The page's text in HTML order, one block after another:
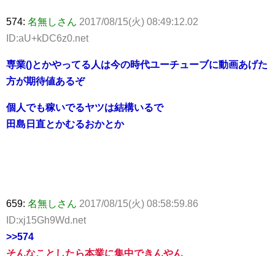
574: 名無しさん 2017/08/15(火) 08:49:12.02
ID:aU+kDC6z0.net
専業()とかやってる人は今の時代ユーチューブに動画あげた
方が期待値あるぞ
個人でも稼いでるヤツは結構いるで
田島日直とかむるおかとか
659: 名無しさん 2017/08/15(火) 08:58:59.86
ID:xj15Gh9Wd.net
>>574
そんなことしたら本業に集中できんやん